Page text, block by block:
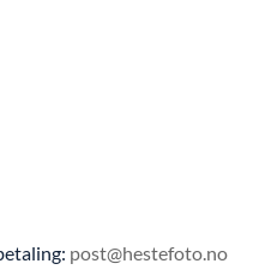
post@hestefoto.no